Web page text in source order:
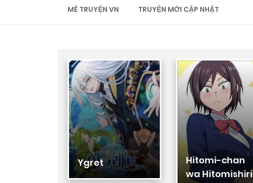
MÊ TRUYỆN VN TRUYỆN MỚI CẬP NHẬT
Ygret
Hitomi-chan
wa Hitomishiri